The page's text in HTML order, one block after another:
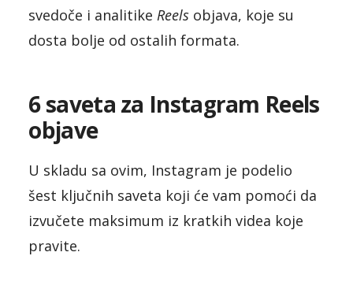
svedoče i analitike Reels objava, koje su
dosta bolje od ostalih formata.
6 saveta za Instagram Reels
objave
U skladu sa ovim, Instagram je podelio
šest ključnih saveta koji će vam pomoći da
izvučete maksimum iz kratkih videa koje
pravite.